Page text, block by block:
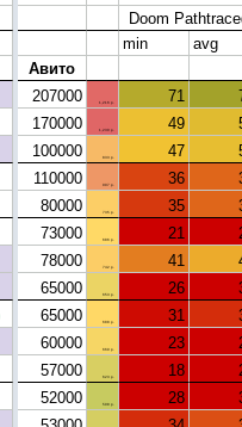
з
о
а
т
е
л
я
t
o
h
d
o
m